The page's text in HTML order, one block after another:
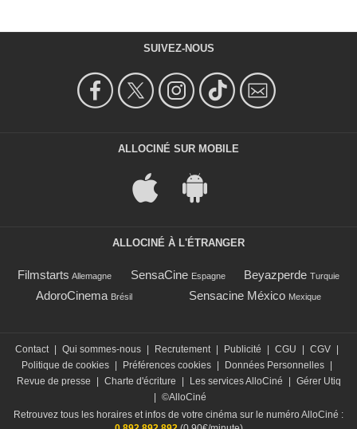
SUIVEZ-NOUS
ALLOCINÉ SUR MOBILE
ALLOCINÉ À L'ÉTRANGER
Filmstarts Allemagne SensaCine Espagne Beyazperde Turquie
AdoroCinema Brésil Sensacine México Mexique
Contact Qui sommes-nous Recrutement Publicité CGU CGV
Politique de cookies
Préférences cookies Données Personnelles
Revue de presse
Charte d'écriture Les services AlloCiné
Gérer Utiq
©AlloCiné
Retrouvez tous les horaires et infos de votre cinéma sur le numéro AlloCiné :